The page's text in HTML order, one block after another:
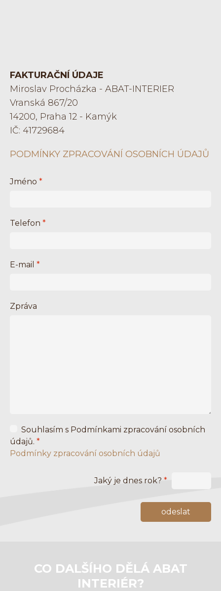
výroba na míru
FAKTURAČNÍ ÚDAJE
Miroslav Procházka - ABAT-INTERIER
Vranská 867/20
14200, Praha 12 - Kamýk
IČ: 41729684
PODMÍNKY ZPRACOVÁNÍ OSOBNÍCH ÚDAJŮ
Jméno *
Telefon *
E-mail *
Zpráva
Souhlasím s Podmínkami zpracování osobních
údajů. *
Podmínky zpracování osobních údajů
Jaký je dnes rok? *
CO DALŠÍHO DĚLÁ ABAT
INTERIÉR?